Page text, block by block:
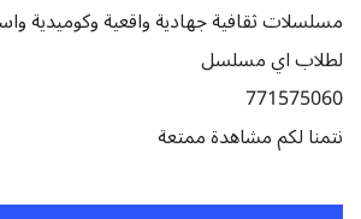
مسلسلات ثقافية جهادية واقعية وكوميدية
لطلاب اي مسلسل
771575060
نتمنا لكم مشاهدة ممتعة